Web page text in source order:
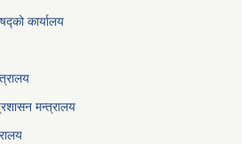
कार्यालय
मन्त्रालय